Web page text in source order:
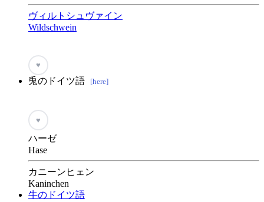
ヴィルトシュヴァイン
Wildschwein
♥
兎のドイツ語 [here]
♥
ハーゼ
Hase
カニーンヒェン
Kaninchen
牛のドイツ語